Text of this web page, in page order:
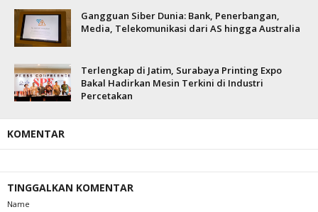
Gangguan Siber Dunia: Bank, Penerbangan,
Media, Telekomunikasi dari AS hingga Australia
Terlengkap di Jatim, Surabaya Printing Expo
Bakal Hadirkan Mesin Terkini di Industri
Percetakan
KOMENTAR
TINGGALKAN KOMENTAR
Name